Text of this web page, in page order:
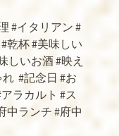
#イタリアン #
乾杯 #美味しい
しいお酒 #映え
れ #記念日 #お
ラカルト #ス
中ランチ #府中